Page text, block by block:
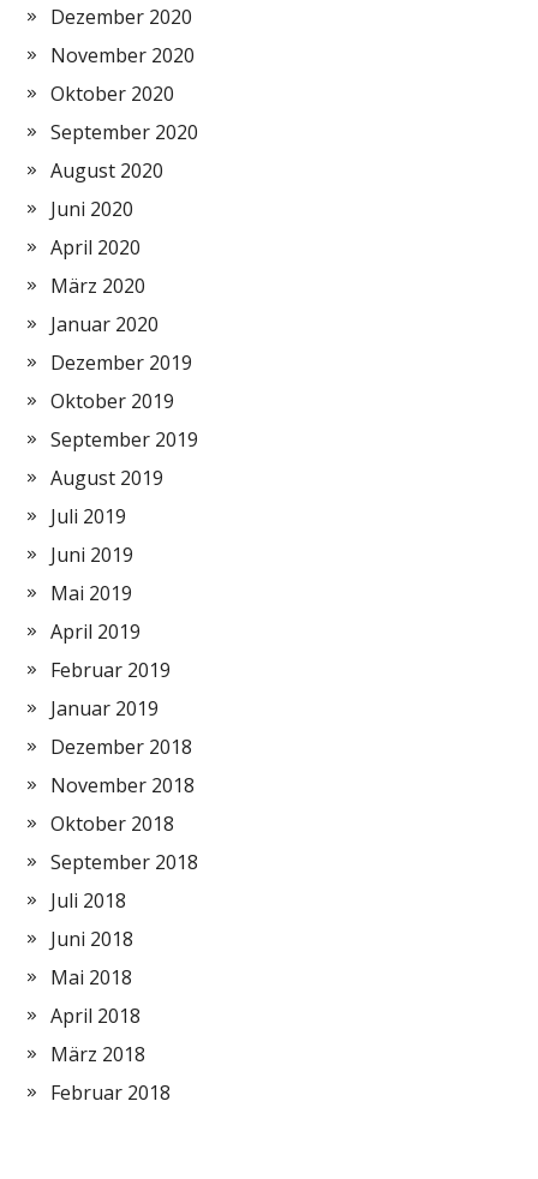
Dezember 2020
November 2020
Oktober 2020
September 2020
August 2020
Juni 2020
April 2020
März 2020
Januar 2020
Dezember 2019
Oktober 2019
September 2019
August 2019
Juli 2019
Juni 2019
Mai 2019
April 2019
Februar 2019
Januar 2019
Dezember 2018
November 2018
Oktober 2018
September 2018
Juli 2018
Juni 2018
Mai 2018
April 2018
März 2018
Februar 2018